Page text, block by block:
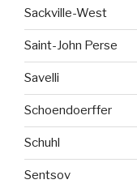
Sackville-West
Saint-John Perse
Savelli
Schoendoerffer
Schuhl
Sentsov